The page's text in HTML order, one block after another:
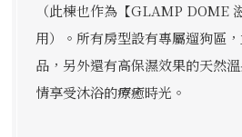
（此棟也作為【GLAMP DOME
用）。所有房型設有專屬遛狗區
品，另外還有高保濕效果的天然
情享受沐浴的療癒時光。